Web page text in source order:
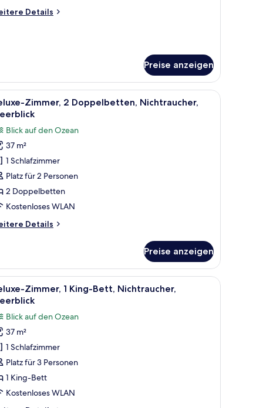
Details
Preise anzeigen
Minibar, Zimmersafe
Doppelbetten,
Deluxe-Zimmer, 2 Doppelbetten,
5
Zimmer, 2 Doppelbetten, Nichtraucher,
Blick auf den Ozean
37 m²
1 Schlafzimmer
Platz für 2 Personen
2 Doppelbetten
Kostenloses WLAN
Details
Doppelbetten,
Preise anzeigen
Minibar, Zimmersafe
Poolblick | Hochwertige Bettwaren, Pillowtop-Betten, Minibar,
Deluxe-Zimmer, 1 King-Bett, Nichtraucher,
6
Zimmer, 1 King-Bett, Nichtraucher,
Blick auf den Ozean
37 m²
1 Schlafzimmer
Platz für 3 Personen
1 King-Bett
Kostenloses WLAN